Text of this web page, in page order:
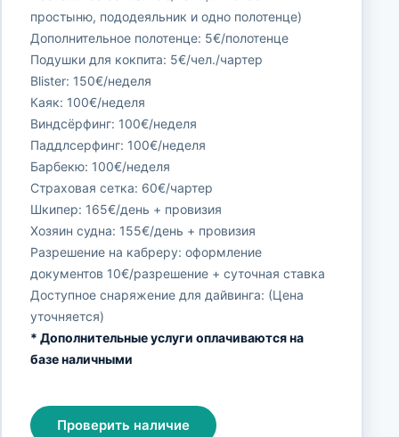
простыню, пододеяльник и одно полотенце)
Дополнительное полотенце: 5€/полотенце
Подушки для кокпита: 5€/чел./чартер
Blister: 150€/неделя
Каяк: 100€/неделя
Виндсёрфинг: 100€/неделя
Паддлсерфинг: 100€/неделя
Барбекю: 100€/неделя
Страховая сетка: 60€/чартер
Шкипер: 165€/день + провизия
Хозяин судна: 155€/день + провизия
Разрешение на кабреру: оформление
документов 10€/разрешение + суточная ставка
Доступное снаряжение для дайвинга: (Цена
уточняется)
* Дополнительные услуги оплачиваются на
базе наличными
Проверить наличие